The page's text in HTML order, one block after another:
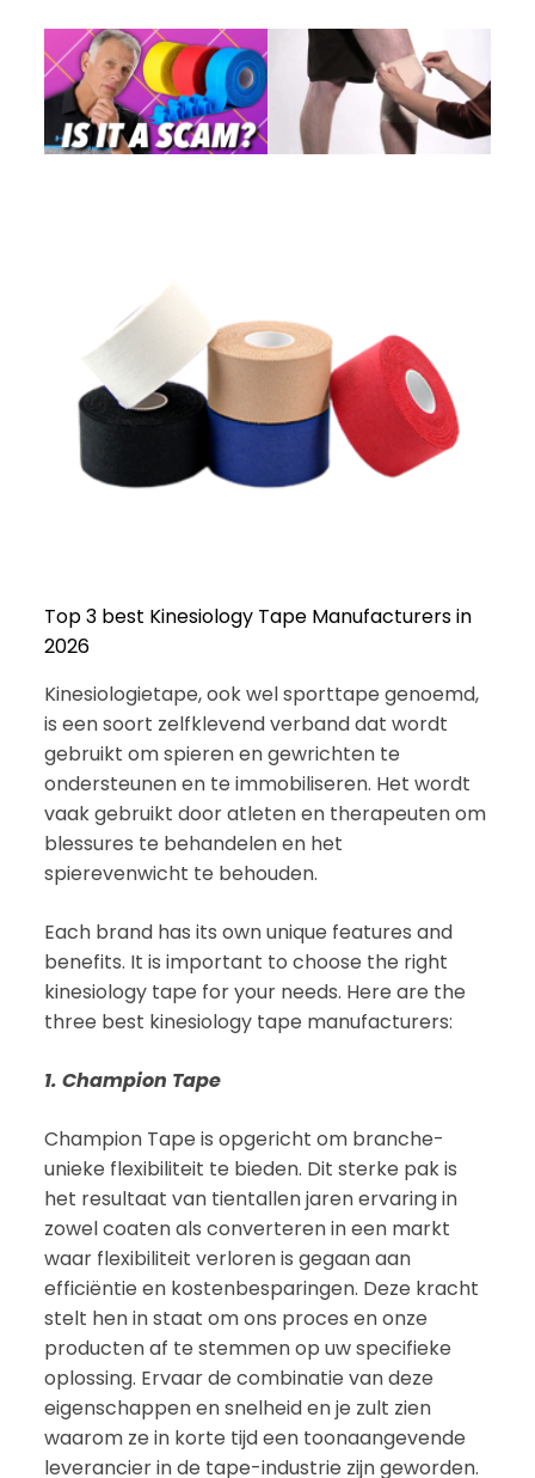
Top 3 best Kinesiology Tape Manufacturers in
2026
Kinesiologietape, ook wel sporttape genoemd,
is een soort zelfklevend verband dat wordt
gebruikt om spieren en gewrichten te
ondersteunen en te immobiliseren. Het wordt
vaak gebruikt door atleten en therapeuten om
blessures te behandelen en het
spierevenwicht te behouden.
Each brand has its own unique features and
benefits. It is important to choose the right
kinesiology tape for your needs. Here are the
three best kinesiology tape manufacturers:
1. Champion Tape
Champion Tape is opgericht om branche-
unieke flexibiliteit te bieden. Dit sterke pak is
het resultaat van tientallen jaren ervaring in
zowel coaten als converteren in een markt
waar flexibiliteit verloren is gegaan aan
efficiëntie en kostenbesparingen. Deze kracht
stelt hen in staat om ons proces en onze
producten af te stemmen op uw specifieke
oplossing. Ervaar de combinatie van deze
eigenschappen en snelheid en je zult zien
waarom ze in korte tijd een toonaangevende
leverancier in de tape-industrie zijn geworden.